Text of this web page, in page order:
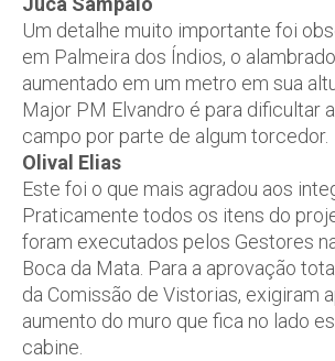
Um detalhe muito importante foi
em Palmeira dos Índios, o
aumentado em um metro em sua
Major PM Elvandro é para dificultar
campo por parte de algum torcedor.
Olival Elias
Este foi o que mais agradou aos
Praticamente todos os itens do
foram executados pelos Gestores
Boca da Mata. Para a aprovação
da Comissão de Vistorias, exigiram
aumento do muro que fica no lado
cabine.